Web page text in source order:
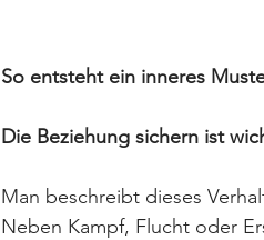
So entsteht ein inneres
Die Beziehung sichern ist
Man beschreibt dieses
Neben Kampf, Flucht oder